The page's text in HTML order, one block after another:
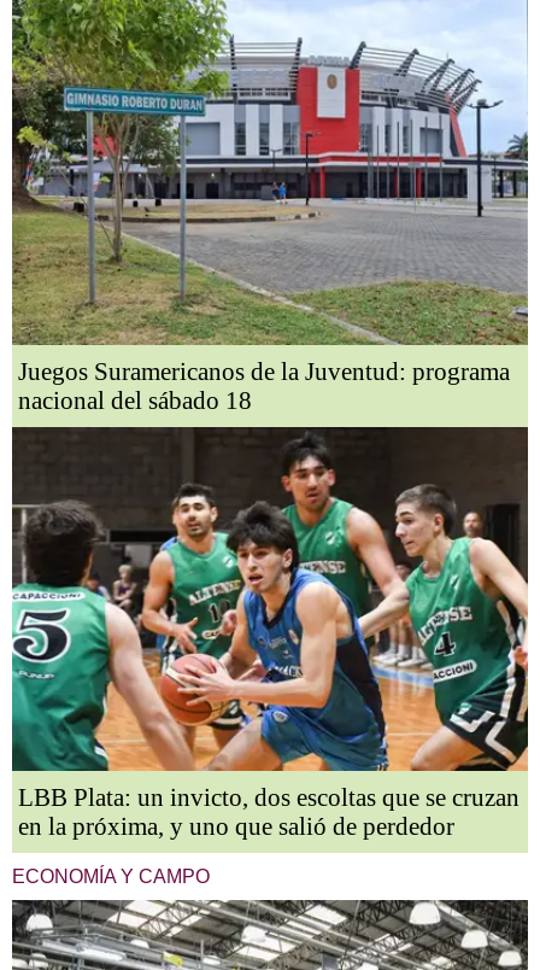
Juegos Suramericanos de la Juventud: programa
nacional del sábado 18
LBB Plata: un invicto, dos escoltas que se cruzan
en la próxima, y uno que salió de perdedor
ECONOMÍA Y CAMPO